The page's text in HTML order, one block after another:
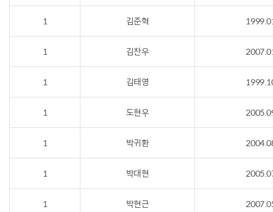
1 김준혁
1 김찬우
1 김태영
1 도현우
1 박귀환
1 박대현
1 박현근